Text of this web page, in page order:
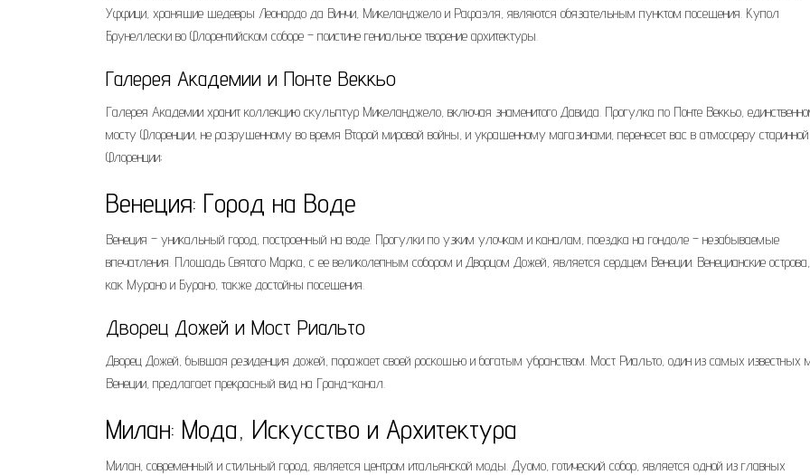
Уффици, хранящие шедевры Леонардо да Винчи, Микеланджело и Рафаэля, являются обязательным пунктом посещения. Купол
Брунеллески во Флорентийском соборе – поистине гениальное творение архитектуры.
Галерея Академии и Понте Веккьо
Галерея Академии хранит коллекцию скульптур Микеланджело, включая знаменитого Давида. Прогулка по Понте Веккьо,
мосту Флоренции, не разрушенному во время Второй мировой войны, и украшенному магазинами, перенесет вас в атмосферу старинной
Флоренции;
Венеция: Город на Воде
Венеция – уникальный город, построенный на воде. Прогулки по узким улочкам и каналам, поездка на гондоле – незабываемые
впечатления. Площадь Святого Марка, с ее великолепным собором и Дворцом Дожей, является сердцем Венеции. Венецианские
как Мурано и Бурано, также достойны посещения.
Дворец Дожей и Мост Риальто
Дворец Дожей, бывшая резиденция дожей, поражает своей роскошью и богатым убранством. Мост Риальто, один из самых известных
Венеции, предлагает прекрасный вид на Гранд-канал.
Милан: Мода, Искусство и Архитектура
Милан, современный и стильный город, является центром итальянской моды. Дуомо, готический собор, является одной из главных